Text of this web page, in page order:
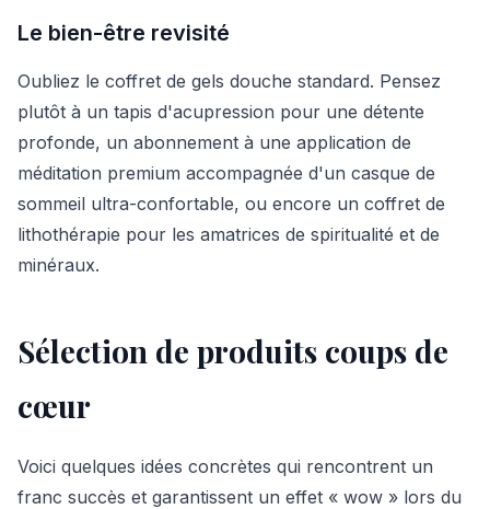
Le bien-être revisité
Oubliez le coffret de gels douche standard. Pensez
plutôt à un tapis d'acupression pour une détente
profonde, un abonnement à une application de
méditation premium accompagnée d'un casque de
sommeil ultra-confortable, ou encore un coffret de
lithothérapie pour les amatrices de spiritualité et de
minéraux.
Sélection de produits coups de
cœur
Voici quelques idées concrètes qui rencontrent un
franc succès et garantissent un effet « wow » lors du